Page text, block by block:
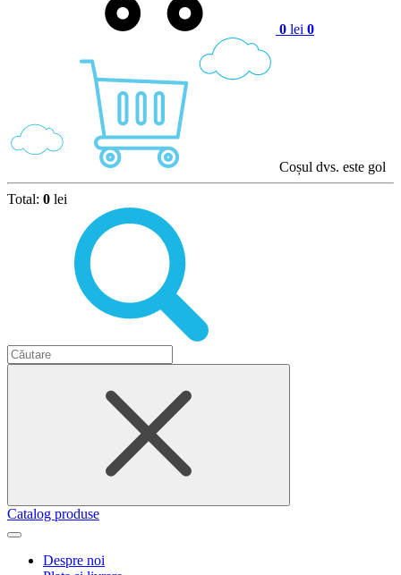
0 lei 0
Coșul dvs. este gol
Total: 0 lei
Catalog produse
Despre noi